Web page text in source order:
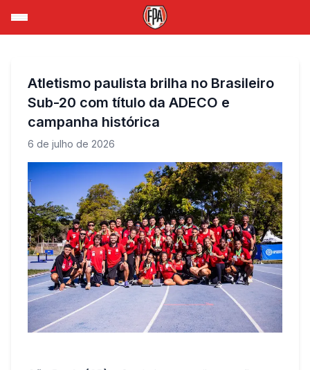
Atletismo paulista brilha no Brasileiro
Sub-20 com título da ADECO e
campanha histórica
6 de julho de 2026